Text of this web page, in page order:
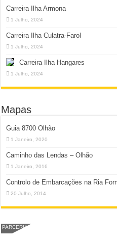
Carreira Ilha Armona
1 Julho, 2024
Carreira Ilha Culatra-Farol
1 Julho, 2024
Carreira Ilha Hangares
1 Julho, 2024
Mapas
Guia 8700 Olhão
1 Janeiro, 2020
Caminho das Lendas – Olhão
1 Janeiro, 2016
Controlo de Embarcações na Ria
20 Julho, 2014
PARCERIA